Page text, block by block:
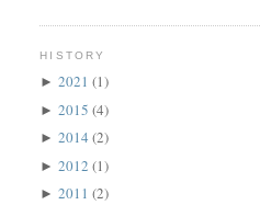
HISTORY
►2021(1)
►2015(4)
►2014(2)
►2012(1)
►2011(2)